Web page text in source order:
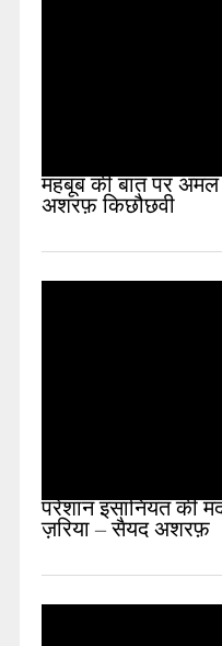
महबूब की बात पर
अशरफ़ किछौछवी
परेशान इंसानियत की
ज़रिया – सैयद अशरफ़